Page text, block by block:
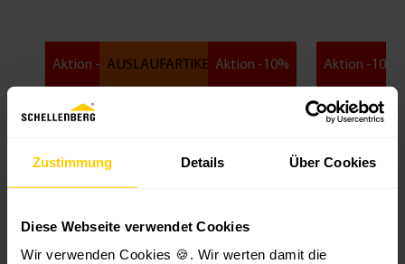
Zustimmung Details Über Cookies
Diese Webseite verwendet Cookies
Wir verwenden Cookies 🍪. Wir werten damit die
Aktion -10%
AUSLAUFARTIKEL
o
AUSLAUFARTIKEL
Rollladens
Aktion -10%
chalter
Aktion -10%